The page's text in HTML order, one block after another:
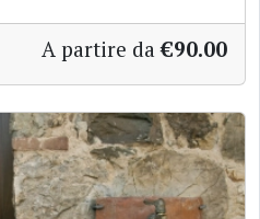
A partire da €90.00